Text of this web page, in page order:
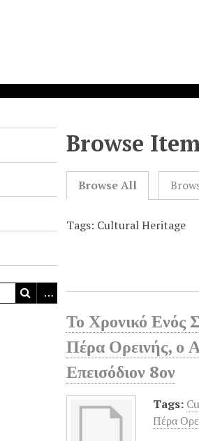
Browse
Browse All
Tags: Cultural Heritage
Το Χρονικό Ενός
Πέρα Ορεινής, ο
Επεισόδιον 8ον
Tags:
Πέρα